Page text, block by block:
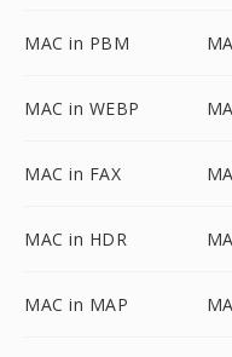
MAC in PBM
MAC in WEBP
MAC in FAX
MAC in HDR
MAC in MAP